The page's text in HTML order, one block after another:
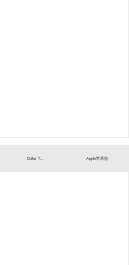
Dollar T... Apple苹果验